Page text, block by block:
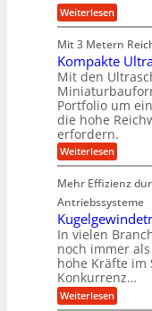
i
g
&
B
a
u
e
r
e
n
f
ü
r
d
i
e
P
r
o
d
u
k
t
i
o
n
w
e
i
t
e
r
e
n
t
w
i
c
k
e
l
r
i
d
-
u
g
e
l
a
g
e
r
r
z
i
e
t
U
m
s
a
t
z
k
n
a
p
p
ü
b
e
r
V
o
r
j
Weiterlesen:
M
s
c
h
i
n
e
n
b
a
u
F
o
r
s
c
h
u
n
g
s
Mit 3 Metern
Kompakte
Mit den
Portfolio um
die hohe
erfordern.
Weiterlesen:
K
m
p
a
k
t
e
U
l
t
r
Mehr Effizienz
Antriebssysteme
In vielen
noch immer
hohe Kräfte im
Konkurrenz…
Weiterlesen:
K